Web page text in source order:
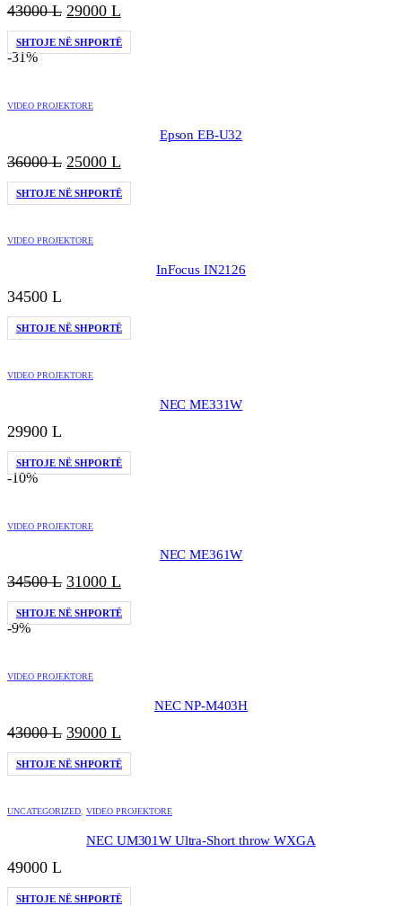
43000L Çmimi
origjinal
qe:
29000 L
i
tanishëm
SHTOJE NË SHPORTË
-31%
VIDEO PROJEKTORE
Epson EB-U32
36000L Çmimi
origjinal
qe:
25000 L
i
tanishëm
SHTOJE NË SHPORTË
VIDEO PROJEKTORE
InFocus IN2126
34500 L
SHTOJE NË SHPORTË
VIDEO PROJEKTORE
NEC ME331W
29900 L
SHTOJE NË SHPORTË
-10%
VIDEO PROJEKTORE
NEC ME361W
34500L Çmimi
origjinal
qe:
31000 L
i
tanishëm
SHTOJE NË SHPORTË
-9%
VIDEO PROJEKTORE
NEC NP-M403H
43000L Çmimi
origjinal
qe:
39000 L
i
tanishëm
39000 L.
SHTOJE NË SHPORTË
UNCATEGORIZED VIDEO PROJEKTORE
NEC UM301W Ultra-Short throw WXGA
49000 L
SHTOJE NË SHPORTË